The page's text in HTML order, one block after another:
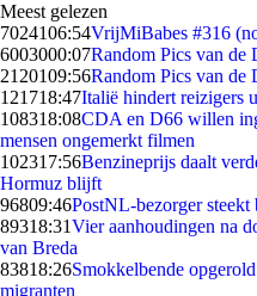
Meest gelezen
7024106:54VrijMiBabes #316
6003000:07Random Pics van de
2120109:56Random Pics van de
121718:47Italië hindert reizigers
108318:08CDA en D66 willen
mensen ongemerkt filmen
102317:56Benzineprijs daalt
Hormuz blijft
96809:46PostNL-bezorger
89318:31Vier aanhoudingen na
van Breda
83818:26Smokkelbende
migranten